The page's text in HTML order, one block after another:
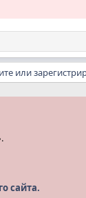
или
сайта.